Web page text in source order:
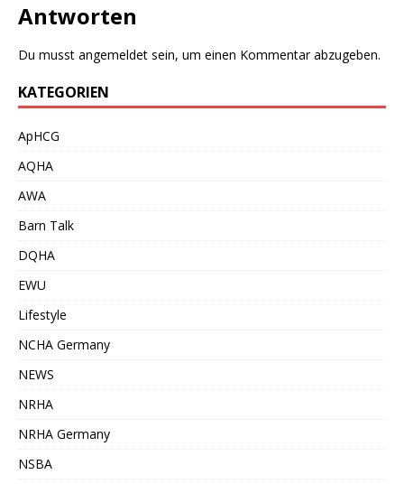
Antworten
Du musst angemeldet sein, um einen Kommentar abzugeben.
KATEGORIEN
ApHCG
AQHA
AWA
Barn Talk
DQHA
EWU
Lifestyle
NCHA Germany
NEWS
NRHA
NRHA Germany
NSBA